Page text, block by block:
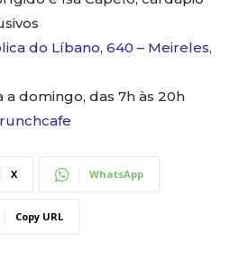
do Líbano, 640 – Meireles,
a domingo, das 7h às 20h
X WhatsApp
Copy URL